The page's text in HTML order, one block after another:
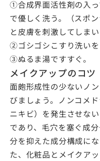
①合成界面活性剤の入
で優しく洗う。（スポ
と皮膚を刺激してしまい
②ゴシゴシこすり洗いを
③ぬるま湯ですすぐ。
メイクアップのコツ
面皰形成性の少ないノ
びましょう。ノンコメ
ニキビ）を発生させな
であり、毛穴を塞ぐ成
分を抑えた成分構成に
た、化粧品とメイクア